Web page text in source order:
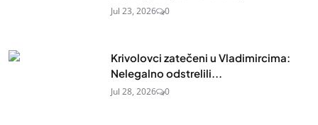
Jul 23, 2026 0
Krivolovci zatečeni u Vladimircima:
Nelegalno odstrelili...
Jul 28, 2026 0